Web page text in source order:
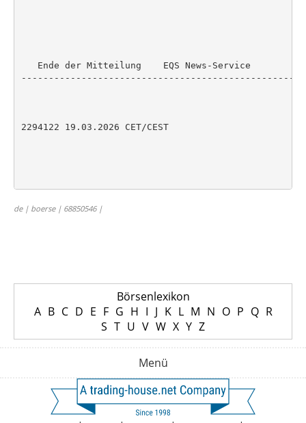
   Ende der Mitteilung    EQS News-Service
2294122 19.03.2026 CET/CEST
de | boerse | 68850546 |
Börsenlexikon
A B C D E F G H I J K L M N O P Q R
S T U V W X Y Z
Menü